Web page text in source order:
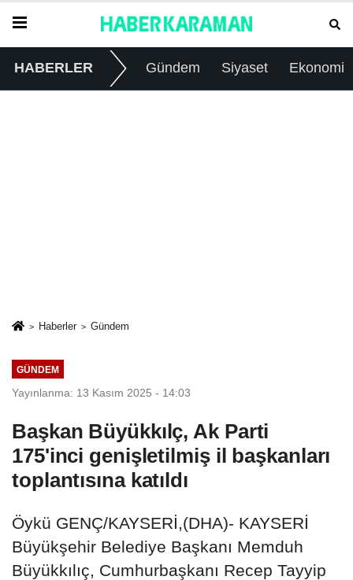
HABERLER Gündem Siyaset Ekonomi
Haberler Gündem
GÜNDEM
Yayınlanma: 13 Kasım 2025 - 14:03
Başkan Büyükkılç, Ak Parti
175'inci genişletilmiş il başkanları
toplantısına katıldı
Öykü GENÇ/KAYSERİ,(DHA)- KAYSERİ
Büyükşehir Belediye Başkanı Memduh
Büyükkılıç, Cumhurbaşkanı Recep Tayyip